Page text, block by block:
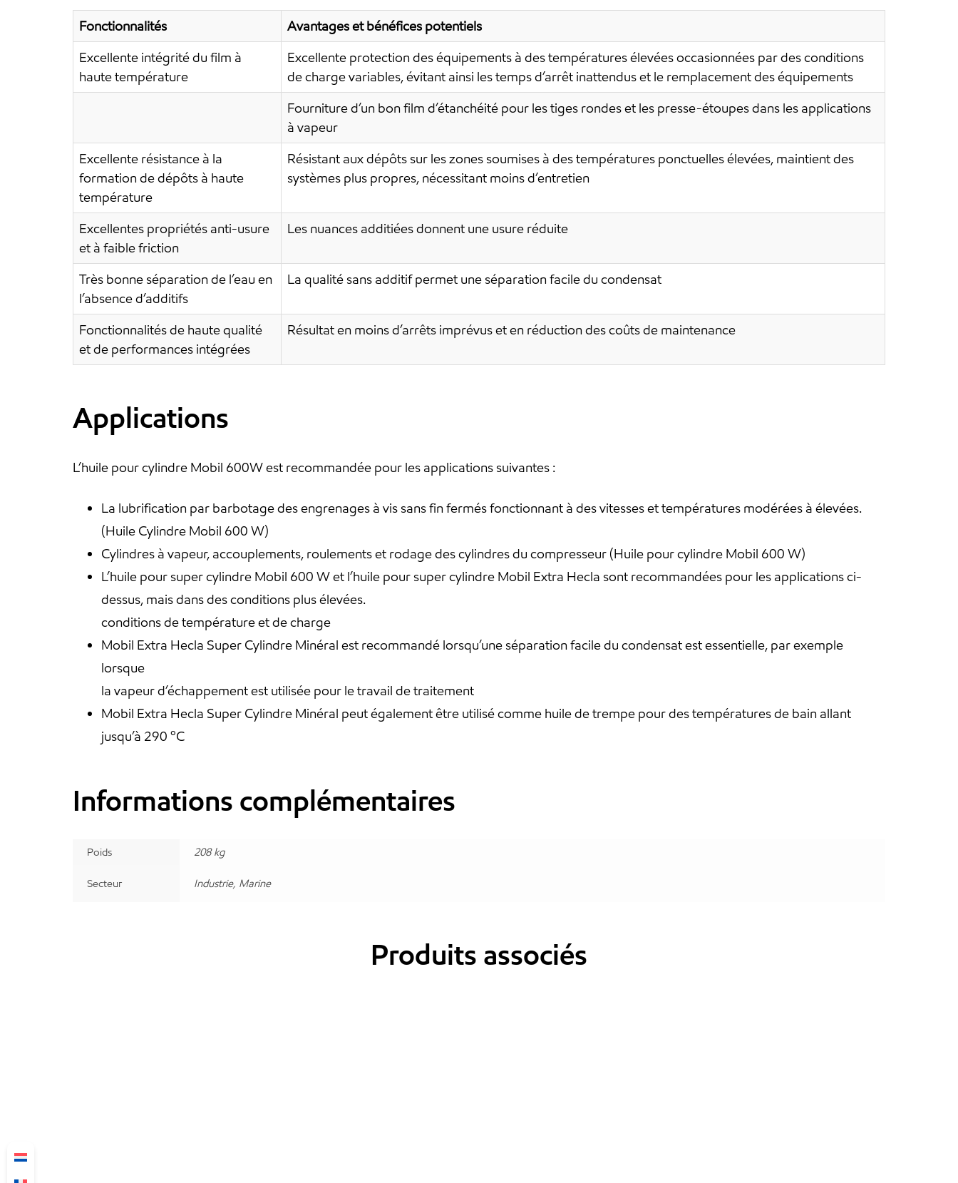
Fonctionnalités
Avantages et bénéfices potentiels
Excellente intégrité du film à
haute température
Excellente protection des équipements à des températures élevées occasionnées par des conditions
de charge variables, évitant ainsi les temps d’arrêt inattendus et le remplacement des équipements
Fourniture d’un bon film d’étanchéité pour les tiges rondes et les presse-étoupes dans les applications
à vapeur
Excellente résistance à la
formation de dépôts à haute
température
Résistant aux dépôts sur les zones soumises à des températures ponctuelles élevées, maintient des
systèmes plus propres, nécessitant moins d’entretien
Excellentes propriétés anti-usure
et à faible friction
Les nuances additiées donnent une usure réduite
Très bonne séparation de l’eau en
l’absence d’additifs
La qualité sans additif permet une séparation facile du condensat
Fonctionnalités de haute qualité
et de performances intégrées
Résultat en moins d’arrêts imprévus et en réduction des coûts de maintenance
Applications
L’huile pour cylindre Mobil 600W est recommandée pour les applications suivantes :
La lubrification par barbotage des engrenages à vis sans fin fermés fonctionnant à des vitesses et températures modérées à élevées.
(Huile Cylindre Mobil 600 W)
Cylindres à vapeur, accouplements, roulements et rodage des cylindres du compresseur (Huile pour cylindre Mobil 600 W)
L’huile pour super cylindre Mobil 600 W et l’huile pour super cylindre Mobil Extra Hecla sont recommandées pour les applications ci-
dessus, mais dans des conditions plus élevées.
conditions de température et de charge
Mobil Extra Hecla Super Cylindre Minéral est recommandé lorsqu’une séparation facile du condensat est essentielle, par exemple
lorsque
la vapeur d’échappement est utilisée pour le travail de traitement
Mobil Extra Hecla Super Cylindre Minéral peut également être utilisé comme huile de trempe pour des températures de bain allant
jusqu’à 290 ºC
Informations complémentaires
Poids 208 kg
Secteur Industrie, Marine
Produits associés